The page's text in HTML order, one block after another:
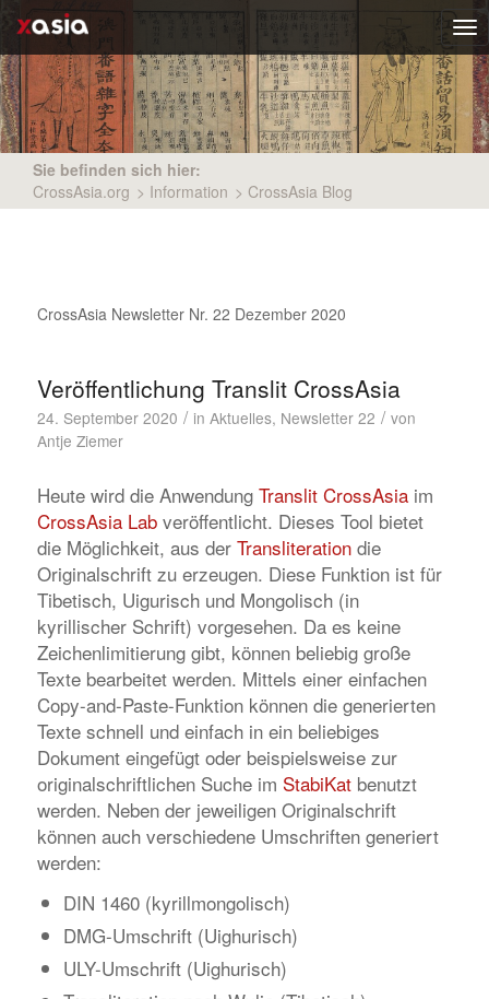
Sie befinden sich hier:
CrossAsia.org > Information > CrossAsia Blog
CrossAsia Newsletter Nr. 22 Dezember 2020
Veröffentlichung Translit CrossAsia
24. September 2020 / in Aktuelles, Newsletter 22 / von
Antje Ziemer
Heute wird die Anwendung Translit CrossAsiaim
CrossAsia Labveröffentlicht. Dieses Tool bietet
die Möglichkeit, aus der Transliterationdie
Originalschrift zu erzeugen. Diese Funktion ist für
Tibetisch, Uigurisch und Mongolisch (in
kyrillischer Schrift) vorgesehen. Da es keine
Zeichenlimitierung gibt, können beliebig große
Texte bearbeitet werden. Mittels einer einfachen
Copy-and-Paste-Funktion können die generierten
Texte schnell und einfach in ein beliebiges
Dokument eingefügt oder beispielsweise zur
originalschriftlichen Suche im StabiKatbenutzt
werden. Neben der jeweiligen Originalschrift
können auch verschiedene Umschriften generiert
werden:
DIN 1460 (kyrillmongolisch)
DMG-Umschrift (Uighurisch)
ULY-Umschrift (Uighurisch)